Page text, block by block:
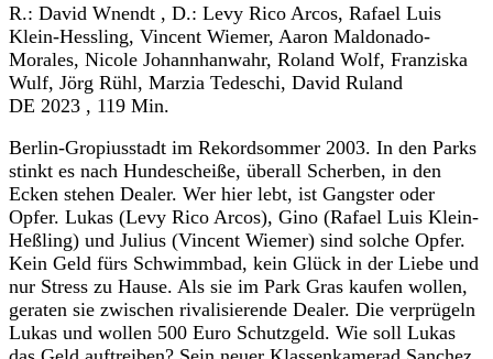
R.: David Wnendt , D.: Levy Rico Arcos, Rafael Luis
Klein-Hessling, Vincent Wiemer, Aaron Maldonado-
Morales, Nicole Johannhanwahr, Roland Wolf, Franziska
Wulf, Jörg Rühl, Marzia Tedeschi, David Ruland
DE 2023 , 119 Min.
Berlin-Gropiusstadt im Rekordsommer 2003. In den Parks
stinkt es nach Hundescheiße, überall Scherben, in den
Ecken stehen Dealer. Wer hier lebt, ist Gangster oder
Opfer. Lukas (Levy Rico Arcos), Gino (Rafael Luis Klein-
Heßling) und Julius (Vincent Wiemer) sind solche Opfer.
Kein Geld fürs Schwimmbad, kein Glück in der Liebe und
nur Stress zu Hause. Als sie im Park Gras kaufen wollen,
geraten sie zwischen rivalisierende Dealer. Die verprügeln
Lukas und wollen 500 Euro Schutzgeld. Wie soll Lukas